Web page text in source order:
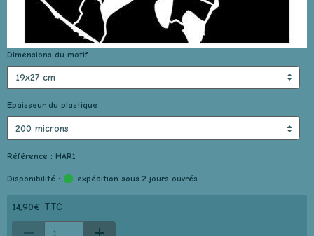
Dimensions du motif
Epaisseur du plastique
Référence : HAR1
Disponibilité : expédition sous 2 jours ouvrés
14,90€ TTC